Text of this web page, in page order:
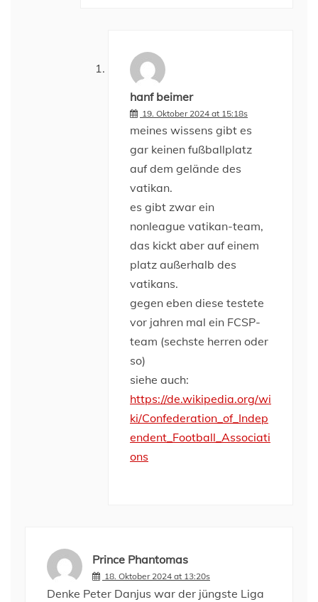
hanf beimer
19. Oktober 2024 at 15:18s
meines wissens gibt es
gar keinen fußballplatz
auf dem gelände des
vatikan.
es gibt zwar ein
nonleague vatikan-team,
das kickt aber auf einem
platz außerhalb des
vatikans.
gegen eben diese testete
vor jahren mal ein FCSP-
team (sechste herren oder
so)
siehe auch:
https://de.wikipedia.org/wi
ki/Confederation_of_Indep
endent_Football_Associati
ons
Prince Phantomas
18. Oktober 2024 at 13:20s
Denke Peter Danjus war der jüngste Liga